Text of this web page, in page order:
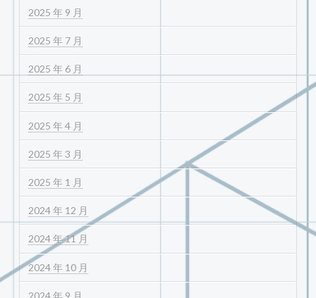
2025 年 9 月
2025 年 7 月
2025 年 6 月
2025 年 5 月
2025 年 4 月
2025 年 3 月
2025 年 1 月
2024 年 12 月
2024 年 11 月
2024 年 10 月
2024 年 9 月